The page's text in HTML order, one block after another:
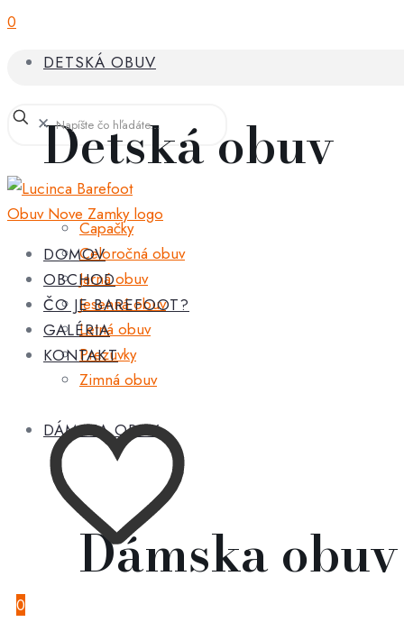
0
DETSKÁ OBUV
Detská obuv
Capačky
Celoročná obuv
Jarná obuv
Jesenná obuv
Letná obuv
Prezuvky
Zimná obuv
DÁMSKA OBUV
Dámska obuv
✕
DOMOV
OBCHOD
ČO JE BAREFOOT?
GALÉRIA
KONTAKT
0